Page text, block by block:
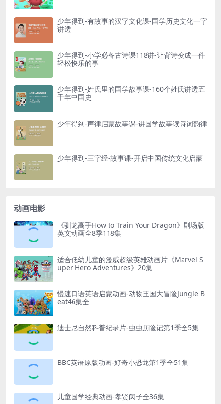
少年得到-有故事的汉字文化课-国学历史文化一字
讲透
少年得到-小学必备古诗课118讲-让背诗变成一件
轻松快乐的事
少年得到-姓氏里的国学故事课-160个姓氏讲透五
千年中国史
少年得到-声律启蒙故事课-讲国学故事读诗词韵律
少年得到-三字经-故事课-开启中国传统文化启蒙
动画电影
《驯龙高手How to Train Your Dragon》剧场版
英文动画全8季118集
适合低幼儿童的漫威超级英雄动画片《Marvel S
uper Hero Adventures》20集
慢速口语英语启蒙动画-动物王国大冒险Jungle B
eat46集全
迪士尼自然科普纪录片-虫虫历险记第1季全5集
BBC英语原版动画-好奇小恐龙第1季全51集
儿童国学经典动画-孝贤闵子全36集